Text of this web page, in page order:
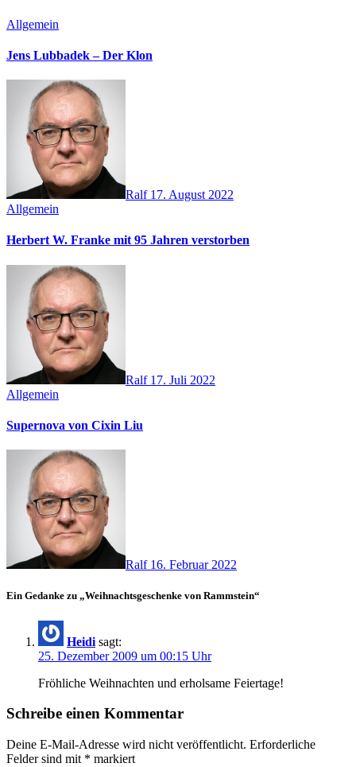
Allgemein
Jens Lubbadek – Der Klon
Ralf 17. August 2022
Allgemein
Herbert W. Franke mit 95 Jahren verstorben
Ralf 17. Juli 2022
Allgemein
Supernova von Cixin Liu
Ralf 16. Februar 2022
Ein Gedanke zu „Weihnachtsgeschenke von Rammstein“
Heidi sagt:
25. Dezember 2009 um 00:15 Uhr
Fröhliche Weihnachten und erholsame Feiertage!
Schreibe einen Kommentar
Deine E-Mail-Adresse wird nicht veröffentlicht. Erforderliche
Felder sind mit * markiert